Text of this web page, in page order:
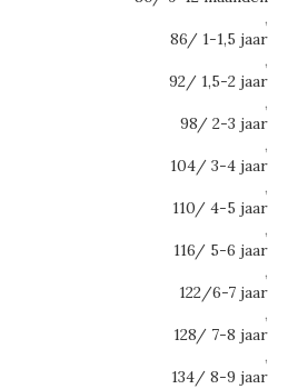
,
86/ 1-1,5 jaar
,
92/ 1,5-2 jaar
,
98/ 2-3 jaar
,
104/ 3-4 jaar
,
110/ 4-5 jaar
,
116/ 5-6 jaar
,
122/6-7 jaar
,
128/ 7-8 jaar
,
134/ 8-9 jaar